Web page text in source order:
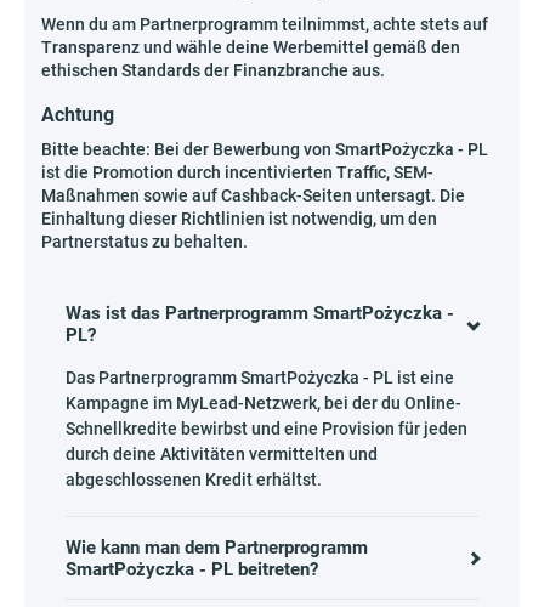
Wenn du am Partnerprogramm teilnimmst, achte stets auf
Transparenz und wähle deine Werbemittel gemäß den
ethischen Standards der Finanzbranche aus.
Achtung
Bitte beachte: Bei der Bewerbung von SmartPożyczka - PL
ist die Promotion durch incentivierten Traffic, SEM-
Maßnahmen sowie auf Cashback-Seiten untersagt. Die
Einhaltung dieser Richtlinien ist notwendig, um den
Partnerstatus zu behalten.
Was ist das Partnerprogramm SmartPożyczka -
PL?
Das Partnerprogramm SmartPożyczka - PL ist eine
Kampagne im MyLead-Netzwerk, bei der du Online-
Schnellkredite bewirbst und eine Provision für jeden
durch deine Aktivitäten vermittelten und
abgeschlossenen Kredit erhältst.
Wie kann man dem Partnerprogramm
SmartPożyczka - PL beitreten?